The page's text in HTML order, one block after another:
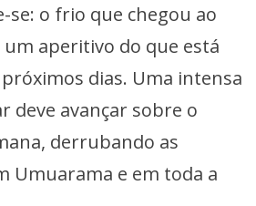
se: o frio que chegou ao
um aperitivo do que está
dias. Uma intensa
deve avançar sobre o
derrubando as
Umuarama e em toda a